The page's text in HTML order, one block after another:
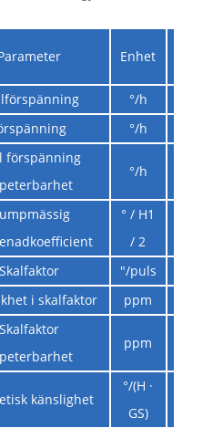
Enhet
°/h
°/h
förspänning
°/h
° / H1
/ 2
Skalfaktor
"/puls
i skalfaktor ppm
Skalfaktor
ppm
känslighet
°/(H ·
GS)